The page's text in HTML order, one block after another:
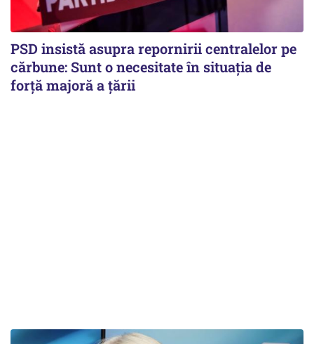
PSD insistă asupra repornirii centralelor pe
cărbune: Sunt o necesitate în situația de
forță majoră a țării